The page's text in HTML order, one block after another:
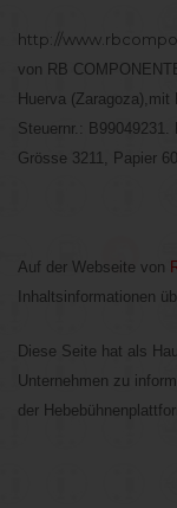
http://
von RB
Huerva
Steuernr.:
Grösse 3211, Papier
Auf der Webseite von
Inhaltsinformationen
Diese Seite hat als
Unternehmen zu
der